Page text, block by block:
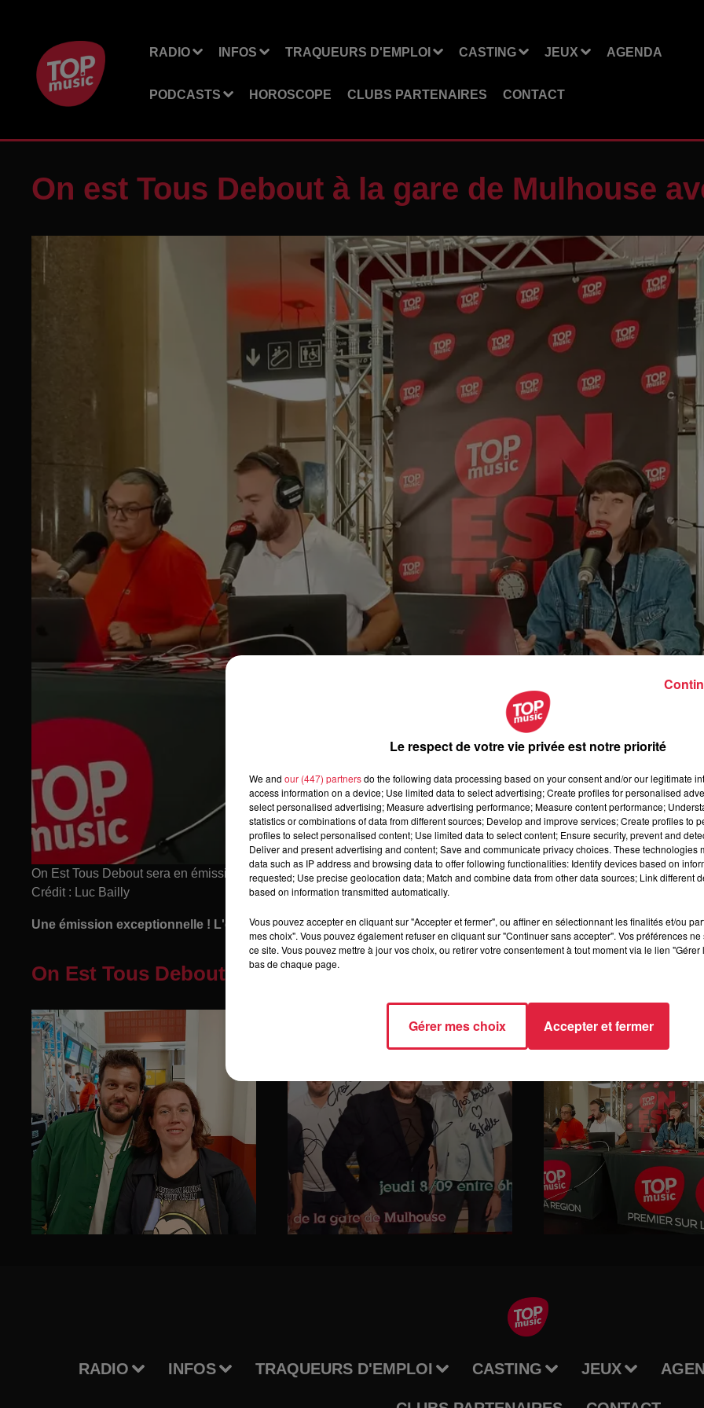
RADIO INFOS TRAQUEURS D'EMPLOI CASTING JEUX AGENDA
PODCASTS HOROSCOPE CLUBS PARTENAIRES CONTACT
On est Tous Debout à la gare de Mulhouse
On Est Tous Debout sera en émission spéciale à la Halle du marché Gare à Strasbourg ce 28 septembre.
Crédit : Luc Bailly
Une émission exceptionnelle ! L'équipe de la matinale, Charly, Estelle, Martin et Nono a investi la gare de
On Est Tous Debout à la Gare de Mulhouse avec Claudio Capéo -
RADIO INFOS TRAQUEURS D'EMPLOI CASTING JEUX
Le respect de votre vie privée est notre priorité
We and our (447) partnersdo the following data processing based on your consent and/or our legitimate
access information on a device; Use limited data to select advertising; Create profiles for personalised
select personalised advertising; Measure advertising performance; Measure content performance;
statistics or combinations of data from different sources; Develop and improve services; Create profiles to
profiles to select personalised content; Use limited data to select content; Ensure security, prevent and
Deliver and present advertising and content; Save and communicate privacy choices. These technologies
data such as IP address and browsing data to offer following functionalities: Identify devices based on
requested; Use precise geolocation data; Match and combine data from other data sources; Link different
based on information transmitted automatically.
Vous pouvez accepter en cliquant sur "Accepter et fermer", ou affiner en sélectionnant les finalités et/ou
mes choix". Vous pouvez également refuser en cliquant sur "Continuer sans accepter". Vos préférences
ce site. Vous pouvez mettre à jour vos choix, ou retirer votre consentement à tout moment via le lien
bas de chaque page.
Gérer mes choix Accepter et fermer